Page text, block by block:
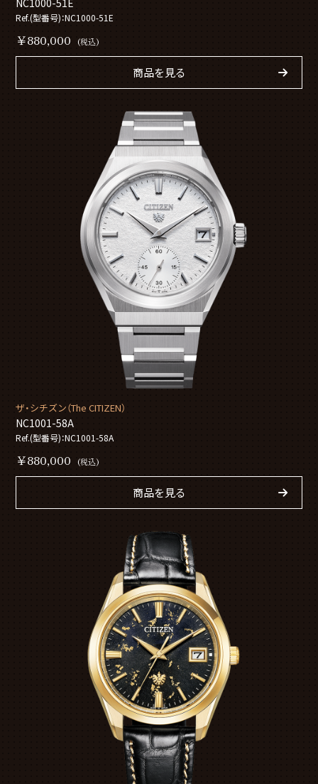
Ref.(型番号)：NC1000-51E
￥880,000 (税込)
商品を見る
ザ・シチズン（The CITIZEN）
NC1001-58A
Ref.(型番号)：NC1001-58A
￥880,000 (税込)
商品を見る